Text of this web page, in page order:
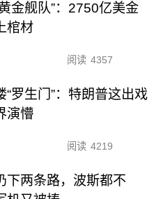
金舰队”：2750亿美金
棺材
阅读 4357
“罗生门”：特朗普这出戏
演懵
阅读 4219
下两条路，波斯都不